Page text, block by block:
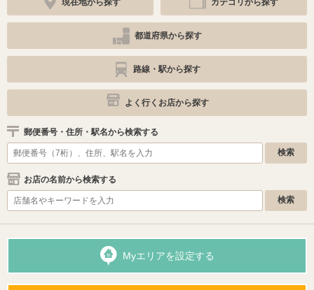
現在地から探す カテゴリから探す
都道府県から探す
路線・駅から探す
よく行くお店から探す
郵便番号・住所・駅名から検索する
お店の名前から検索する
Myエリアを設定する